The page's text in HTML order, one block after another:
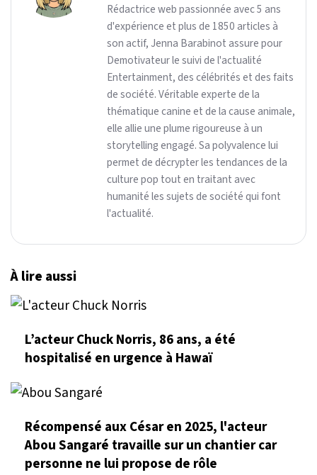
Rédactrice web passionnée avec 5 ans
d'expérience et plus de 1850 articles à
son actif, Jenna Barabinot assure pour
Demotivateur le suivi de l'actualité
Entertainment, des célébrités et des faits
de société. Véritable experte de la
thématique canine et de la cause animale,
elle allie une plume rigoureuse à un
storytelling engagé. Sa polyvalence lui
permet de décrypter les tendances de la
culture pop tout en traitant avec
humanité les sujets de société qui font
l'actualité.
À lire aussi
L’acteur Chuck Norris, 86 ans, a été
hospitalisé en urgence à Hawaï
Récompensé aux César en 2025, l'acteur
Abou Sangaré travaille sur un chantier car
personne ne lui propose de rôle